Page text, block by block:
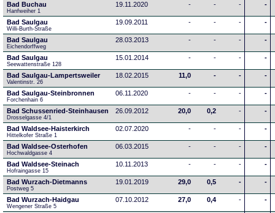
Bad Buchau
Hanfweiher 1
19.11.2020 - - - -
Bad Saulgau
Willi-Burth-Straße
19.09.2011 - - - -
Bad Saulgau
Eichendorffweg
28.03.2013 - - - -
Bad Saulgau
Seewattenstraße 128
15.01.2014 - - - -
Bad Saulgau-Lampertsweiler
Valentinstr. 26
18.02.2015 11,0 - - -
Bad Saulgau-Steinbronnen
Forchenhain 6
06.11.2020 - - - -
Bad Schussenried-Steinhausen
Drosselgasse 4/1
26.09.2012 20,0 0,2 - -
Bad Waldsee-Haisterkirch
Hittelkofer Straße 1
02.07.2020 - - - -
Bad Waldsee-Osterhofen
Hochwaldgasse 4
06.03.2015 - - - -
Bad Waldsee-Steinach
Hofraingasse 15
10.11.2013 - - - -
Bad Wurzach-Dietmanns
Postweg 5
19.01.2019 29,0 0,5 - -
Bad Wurzach-Haidgau
Wengener Straße 5
07.10.2012 27,0 0,4 - -